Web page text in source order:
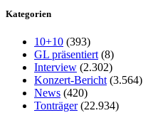
Kategorien
10+10 (393)
GL präsentiert (8)
Interview (2.302)
Konzert-Bericht (3.564)
News (420)
Tonträger(22.934)